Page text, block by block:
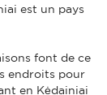
est un pays
font de ce
endroits pour
en Kėdainiai